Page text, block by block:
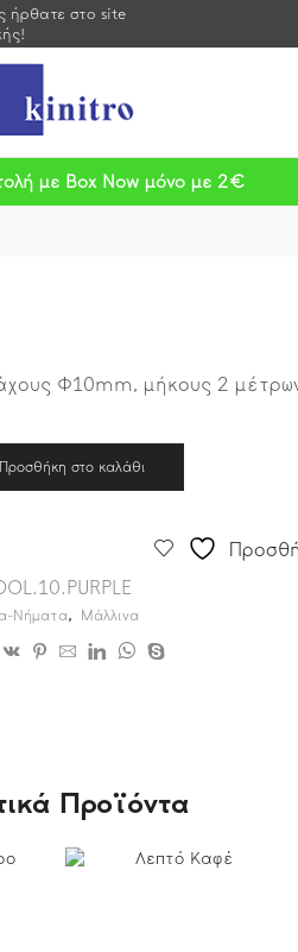
ήρθατε στο site
με Box Now μόνο με 2€
Φ10mm, μήκους 2
Προσθήκη στο καλάθι
Νήματα, Μάλλινα
Προϊόντα